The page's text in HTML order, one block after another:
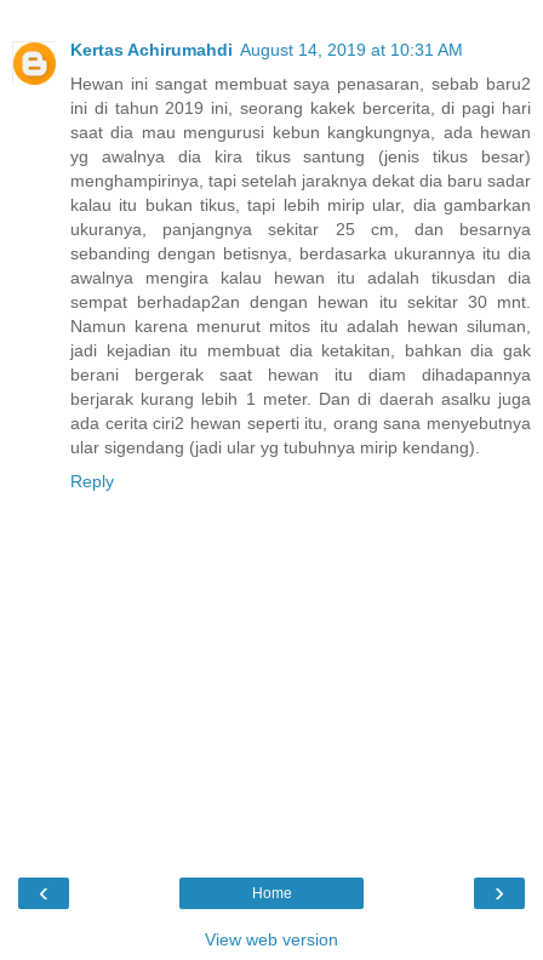
Kertas Achirumahdi August 14, 2019 at 10:31 AM
Hewan ini sangat membuat saya penasaran, sebab baru2
ini di tahun 2019 ini, seorang kakek bercerita, di pagi hari
saat dia mau mengurusi kebun kangkungnya, ada hewan
yg awalnya dia kira tikus santung (jenis tikus besar)
menghampirinya, tapi setelah jaraknya dekat dia baru sadar
kalau itu bukan tikus, tapi lebih mirip ular, dia gambarkan
ukuranya, panjangnya sekitar 25 cm, dan besarnya
sebanding dengan betisnya, berdasarka ukurannya itu dia
awalnya mengira kalau hewan itu adalah tikusdan dia
sempat berhadap2an dengan hewan itu sekitar 30 mnt.
Namun karena menurut mitos itu adalah hewan siluman,
jadi kejadian itu membuat dia ketakitan, bahkan dia gak
berani bergerak saat hewan itu diam dihadapannya
berjarak kurang lebih 1 meter. Dan di daerah asalku juga
ada cerita ciri2 hewan seperti itu, orang sana menyebutnya
ular sigendang (jadi ular yg tubuhnya mirip kendang).
Reply
‹ ›
Home
View web version